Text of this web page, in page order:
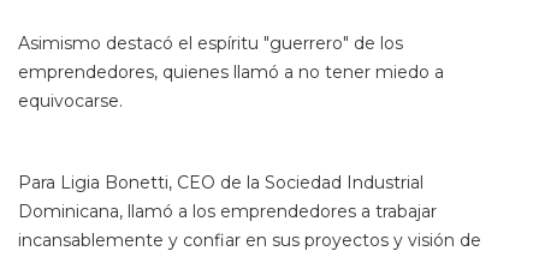
Asimismo destacó el espíritu "guerrero" de los
emprendedores, quienes llamó a no tener miedo a
equivocarse.
Para Ligia Bonetti, CEO de la Sociedad Industrial
Dominicana, llamó a los emprendedores a trabajar
incansablemente y confiar en sus proyectos y visión de